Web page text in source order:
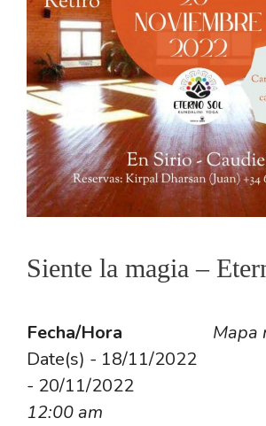
Siente la magia –
Mapa
Fecha/Hora
Date(s) - 18/11/2022
- 20/11/2022
12:00 am